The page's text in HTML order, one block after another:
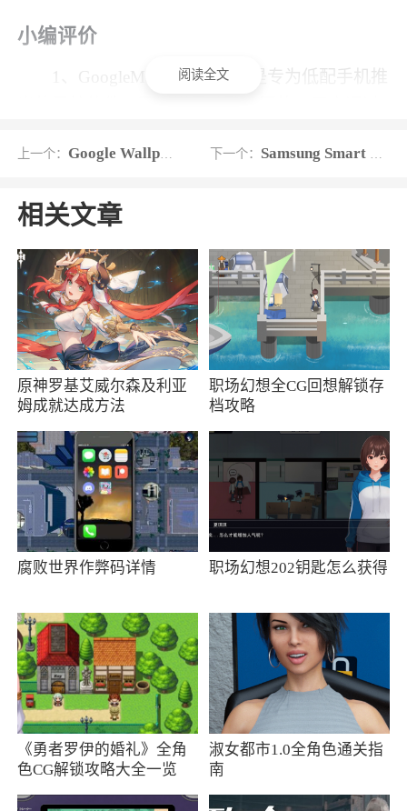
小编评价
1、GoogleMapsGo导航app是专为低配手机推
括了导航、电子地图、路线规划等等，是出行的
好帮手，而且支持多国语言，网络满足要求就能
用
阅读全文
上一个： Google Wallpapers 下一个： Samsung Smart Switch
相关文章
原神罗基艾威尔森及利亚
姆成就达成方法
职场幻想全CG回想解锁存
档攻略
腐败世界作弊码详情 职场幻想202钥匙怎么获得
《勇者罗伊的婚礼》全角
色CG解锁攻略大全一览
淑女都市1.0全角色通关指
南